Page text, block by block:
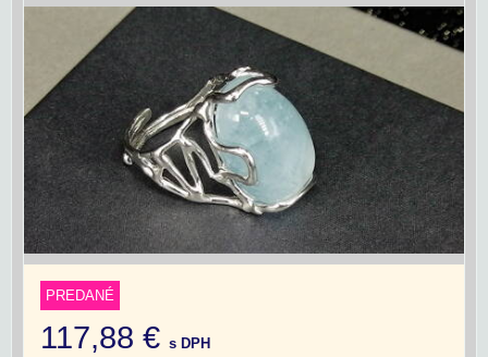
PREDANÉ
117,88 € s DPH